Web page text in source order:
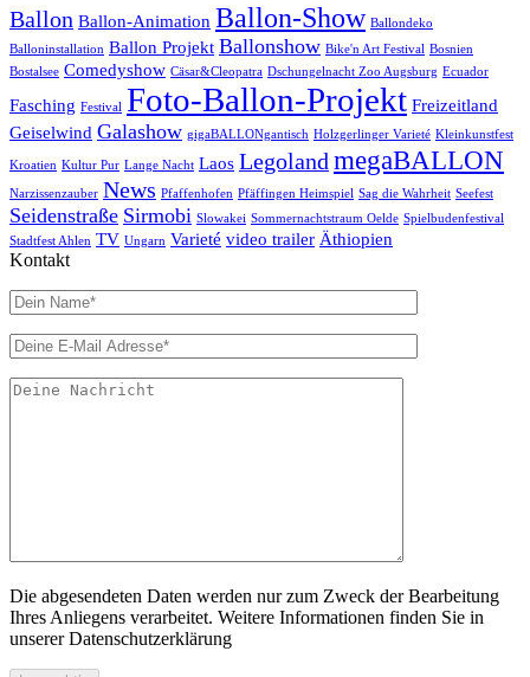
Ballon Ballon-Animation Ballon-Show Ballondeko
Balloninstallation Ballon Projekt Ballonshow Bike'n Art Festival Bosnien
Bostalsee Comedyshow Cäsar&Cleopatra Dschungelnacht Zoo Augsburg Ecuador
Fasching Festival Foto-Ballon-Projekt Freizeitland
Geiselwind Galashow gigaBALLONgantisch Holzgerlinger Varieté Kleinkunstfest
Kroatien Kultur Pur Lange Nacht Laos Legoland megaBALLON
Narzissenzauber News Pfaffenhofen Pfäffingen Heimspiel Sag die Wahrheit Seefest
Seidenstraße Sirmobi Slowakei Sommernachtstraum Oelde Spielbudenfestival
Stadtfest Ahlen TV Ungarn Varieté video trailer Äthiopien
Kontakt
Die abgesendeten Daten werden nur zum Zweck der Bearbeitung
Ihres Anliegens verarbeitet. Weitere Informationen finden Sie in
unserer Datenschutzerklärung